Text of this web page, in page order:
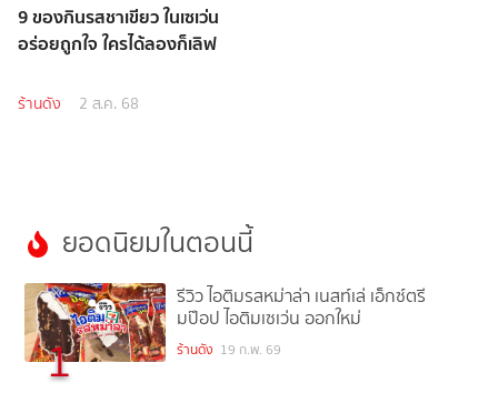
9 ของกินรสชาเขียว ในเซเว่น
อร่อยถูกใจ ใครได้ลองก็เลิฟ
ร้านดัง 2 ส.ค. 68
ยอดนิยมในตอนนี้
1
รีวิว ไอติมรสหม่าล่า เนสท์เล่ เอ็กซ์ตรี
มป๊อป ไอติมเซเว่น ออกใหม่
ร้านดัง 19 ก.พ. 69